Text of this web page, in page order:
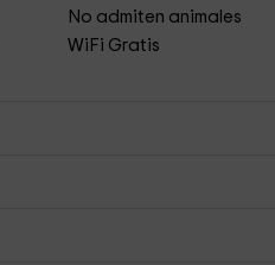
No admiten animales
WiFi Gratis